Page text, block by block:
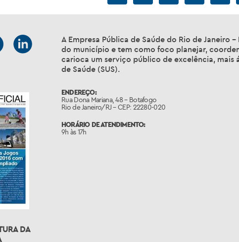
DA
A Empresa Pública de Saúde do Rio de Janeiro
do município e tem como foco planejar,
carioca um serviço público de excelência, mais
de Saúde (SUS).
ENDEREÇO:
Rua Dona Mariana, 48 – Botafogo
Rio de Janeiro/RJ – CEP: 22280-020
HORÁRIO DE ATENDIMENTO:
9h às 17h